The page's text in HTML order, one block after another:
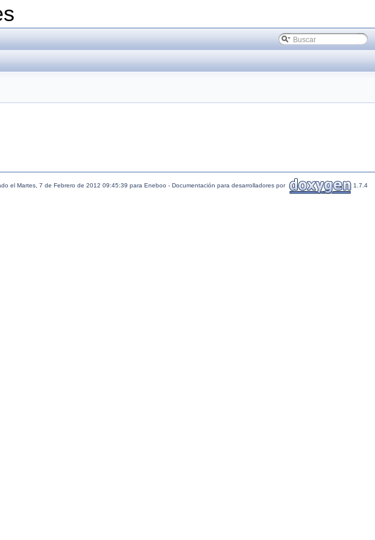
el Martes, 7 de Febrero de 2012 09:45:39 para Eneboo - Documentación para desarrolladores por 1.7.4